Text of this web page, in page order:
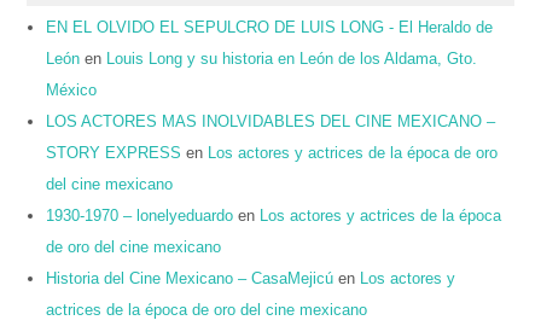
EN EL OLVIDO EL SEPULCRO DE LUIS LONG - El Heraldo de
León en
Louis Long y su historia en León de los Aldama, Gto.
México
LOS ACTORES MAS INOLVIDABLES DEL CINE MEXICANO –
STORY EXPRESS en
Los actores y actrices de la época de oro
del cine mexicano
1930-1970 – lonelyeduardo en
Los actores y actrices de la época
de oro del cine mexicano
Historia del Cine Mexicano – CasaMejicú en
Los actores y
actrices de la época de oro del cine mexicano